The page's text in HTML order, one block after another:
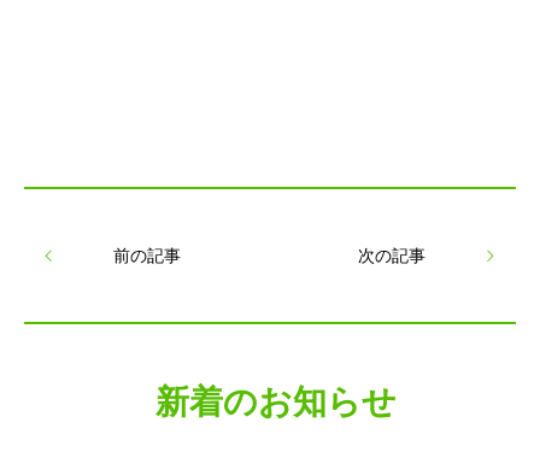
前の記事 次の記事
新着のお知らせ